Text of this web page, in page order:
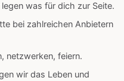
was für dich zur Seite.
bei zahlreichen Anbietern
netzwerken, feiern.
wir das Leben und